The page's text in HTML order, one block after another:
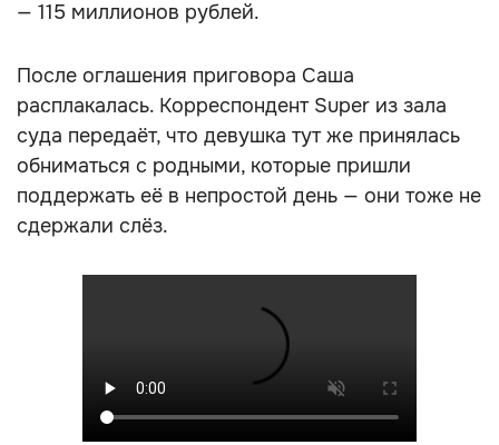
— 115 миллионов рублей.
После оглашения приговора Саша
расплакалась. Корреспондент Super из зала
суда передаёт, что девушка тут же принялась
обниматься с родными, которые пришли
поддержать её в непростой день — они тоже не
сдержали слёз.